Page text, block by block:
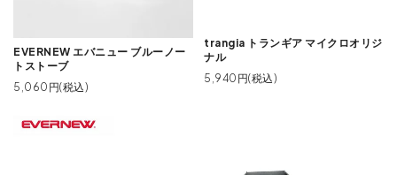
EVERNEW エバニュー ブルーノー
トストーブ
5,060円(税込)
trangia トランギア マイクロオリジ
ナル
5,940円(税込)